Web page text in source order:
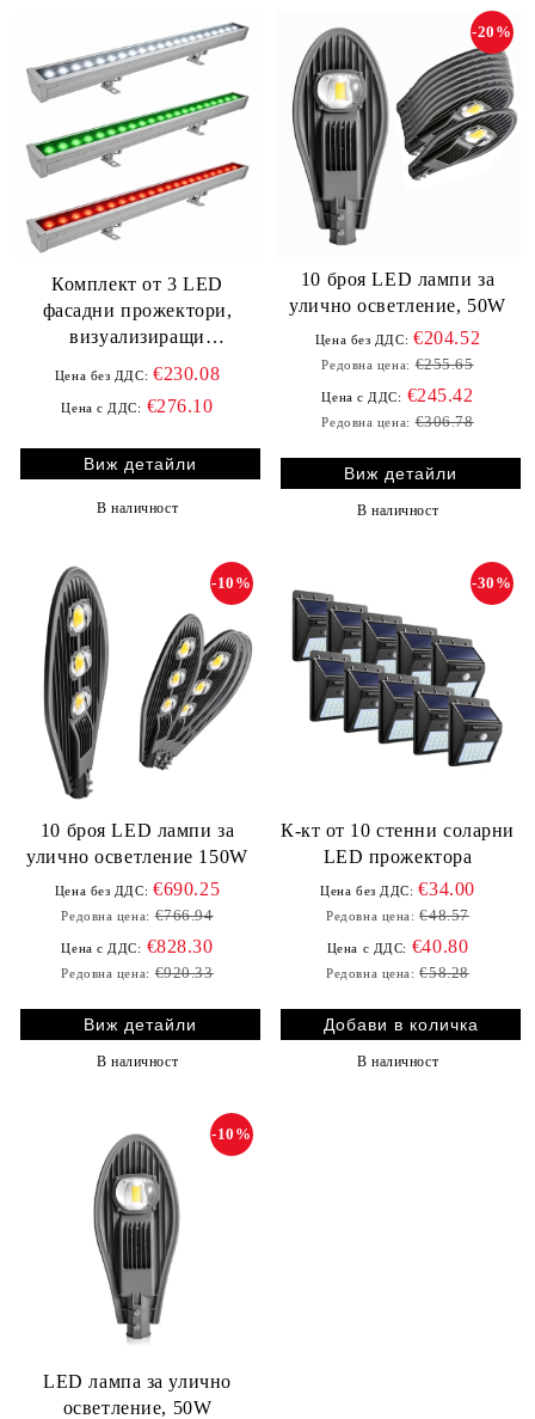
Комплект от 3 LED
фасадни прожектори,
визуализиращи
българското знаме
Цена без ДДС: €230.08
Цена с ДДС: €276.10
Виж детайли
В наличност
10 броя LED лампи за
улично осветление, 50W
-20%
Цена без ДДС: €204.52
Редовна цена: €255.65
Цена с ДДС: €245.42
Редовна цена: €306.78
Виж детайли
В наличност
10 броя LED лампи за
улично осветление 150W
-10%
Цена без ДДС: €690.25
Редовна цена: €766.94
Цена с ДДС: €828.30
Редовна цена: €920.33
Виж детайли
В наличност
К-кт от 10 стенни соларни
LED прожектора
-30%
Цена без ДДС: €34.00
Редовна цена: €48.57
Цена с ДДС: €40.80
Редовна цена: €58.28
В наличност
LED лампа за улично
осветление, 50W
-10%